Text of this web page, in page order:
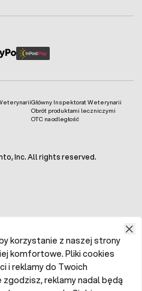
Główny Inspektorat Weterynarii
Obrót produktami leczniczymi
OTC na odległość
Inc. All rights reserved.
korzystanie z naszej strony
komfortowe. Pliki cookies
i reklamy do Twoich
reklamy nadal będą